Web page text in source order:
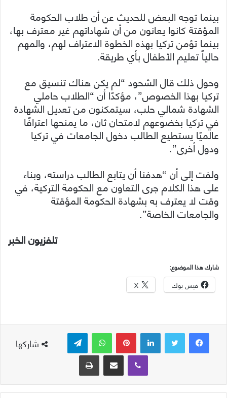
بينما توجه البعض للحديث عن أن طلاب الحكومة
المؤقتة كانوا يعانون من أن شهاداتهم غير معترف بها،
بينما تؤمن تركيا بهذه الخطوة الاعتراف لهم، والمهم
حالياً تعليم الأطفال بأي طريقة.
وحول ذلك قال الشحود “لم يكن هناك تنسيق مع
تركيا بهذا الخصوص”، مؤكدًا أن “الطلاب حاملي
الشهادة شمالي حلب، سيتمكنون من تعديل الشهادة
في تركيا بخضوعهم لامتحان ثان، ما يمنحها اعترافًا
عالميًا يستطيع الطالب دخول الجامعات في تركيا
ودول أخرى”.
ولفت إلى أن “هدفنا أن يتابع الطالب دراسته، وبناء
على هذا الكلام جرى التعاون مع الحكومة التركية، في
وقت لا يعترف به بشهادة الحكومة المؤقتة
والجامعات الخاصة”.
تلفزيون الخبر
شارك هذا الموضوع:
فيس بوك X
شاركها
لينكدإن بينتيريست واتساب
ڤايبر
مشاركة عبر البريد طباعة